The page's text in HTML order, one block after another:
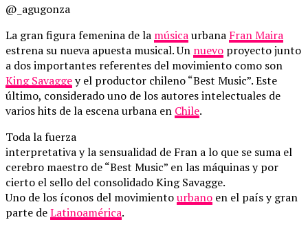
@_agugonza
La gran figura femenina de la músicaurbana Fran Maira
estrena su nueva apuesta musical. Un nuevo proyecto junto
a dos importantes referentes del movimiento como son
King Savaggey el productor chileno “Best Music”. Este
último, considerado uno de los autores intelectuales de
varios hits de la escena urbana en Chile.
Toda la fuerza
interpretativa y la sensualidad de Fran a lo que se suma el
cerebro maestro de “Best Music” en las máquinas y por
cierto el sello del consolidado King Savagge.
Uno de los íconos del movimientourbano en el país y gran
parte deLatinoamérica.